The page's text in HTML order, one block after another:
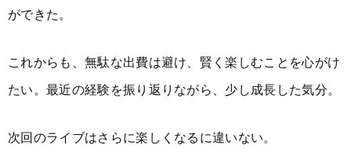
ができた。
これからも、無駄な出費は避け、賢く楽しむことを心がけ
たい。最近の経験を振り返りながら、少し成長した気分。
次回のライブはさらに楽しくなるに違いない。